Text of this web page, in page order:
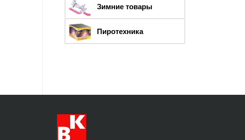
Зимние товары
Пиротехника